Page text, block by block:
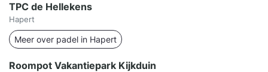
TPC de Hellekens
Hapert
Meer over padel in Hapert
Roompot Vakantiepark Kijkduin